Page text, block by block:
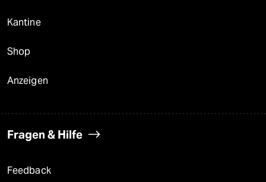
Kantine
Shop
Anzeigen
Fragen & Hilfe
Feedback